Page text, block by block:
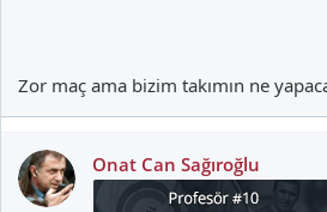
Zor maç ama bizim takımın ne
Onat Can Sağıroğlu